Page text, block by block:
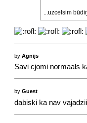
...uzcelsim
byAgnijs
Savi cjomi normaals
byGuest
dabiski ka nav